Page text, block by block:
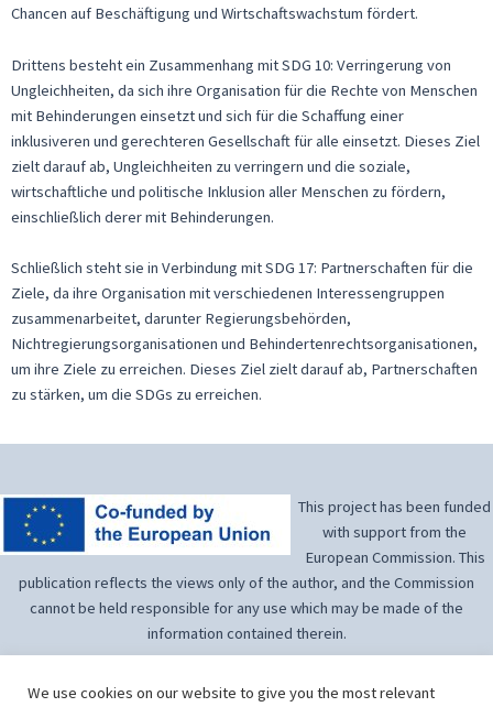
Chancen auf Beschäftigung und Wirtschaftswachstum fördert.
Drittens besteht ein Zusammenhang mit SDG 10: Verringerung von
Ungleichheiten, da sich ihre Organisation für die Rechte von Menschen
mit Behinderungen einsetzt und sich für die Schaffung einer
inklusiveren und gerechteren Gesellschaft für alle einsetzt. Dieses Ziel
zielt darauf ab, Ungleichheiten zu verringern und die soziale,
wirtschaftliche und politische Inklusion aller Menschen zu fördern,
einschließlich derer mit Behinderungen.
Schließlich steht sie in Verbindung mit SDG 17: Partnerschaften für die
Ziele, da ihre Organisation mit verschiedenen Interessengruppen
zusammenarbeitet, darunter Regierungsbehörden,
Nichtregierungsorganisationen und Behindertenrechtsorganisationen,
um ihre Ziele zu erreichen. Dieses Ziel zielt darauf ab, Partnerschaften
zu stärken, um die SDGs zu erreichen.
This project has been funded
with support from the
European Commission. This
publication reflects the views only of the author, and the Commission
cannot be held responsible for any use which may be made of the
information contained therein.
We use cookies on our website to give you the most relevant